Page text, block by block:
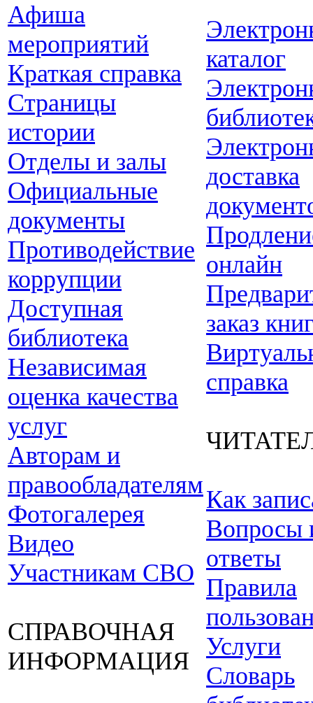
Афиша
мероприятий
Краткая справка
Страницы
истории
Отделы и залы
Официальные
документы
Противодействие
коррупции
Доступная
библиотека
Независимая
оценка качества
услуг
Авторам и
правообладателям
Фотогалерея
Видео
Участникам СВО
СПРАВОЧНАЯ
ИНФОРМАЦИЯ
каталог
доставка
онлайн
заказ
справка
Как
Вопросы
ответы
Правила
Услуги
Словарь